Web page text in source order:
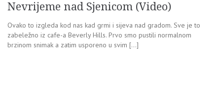
Nevrijeme nad Sjenicom (Video)
Ovako to izgleda kod nas kad grmi i sijeva nad gradom. Sve je to
zabeležno iz cafe-a Beverly Hills. Prvo smo pustili normalnom
brzinom snimak a zatim usporeno u svim […]